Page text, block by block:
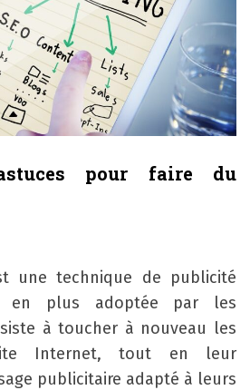
pour faire du
une technique de publicité
en plus adoptée par les
à toucher à nouveau les
Internet, tout en leur
publicitaire adapté à leurs